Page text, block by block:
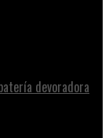
devoradora